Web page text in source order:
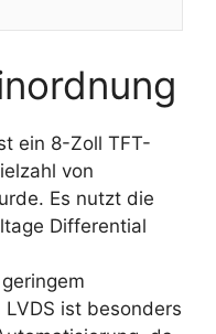
ein 8-Zoll TFT-
von
Es nutzt die
Differential
ist besonders